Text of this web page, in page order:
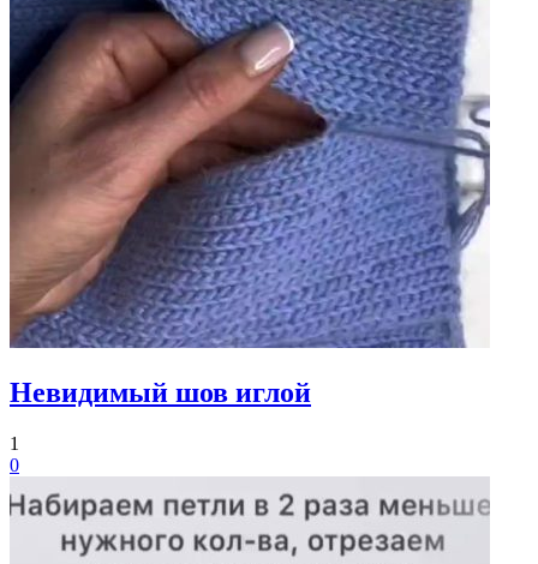
Невидимый шов иглой
1
0